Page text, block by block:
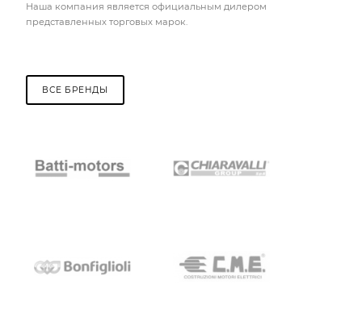
Наша компания является официальным дилером
представленных торговых марок.
ВСЕ БРЕНДЫ